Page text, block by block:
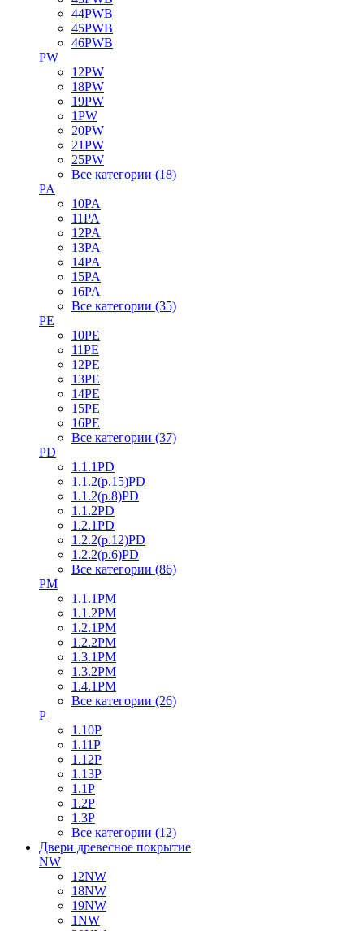
44PWB
45PWB
46PWB
PW
12PW
18PW
19PW
1PW
20PW
21PW
25PW
Все категории (18)
PA
10PA
11PA
12PA
13PA
14PA
15PA
16PA
Все категории (35)
PE
10PE
11PE
12PE
13PE
14PE
15PE
16PE
Все категории (37)
PD
1.1.1PD
1.1.2(р.15)PD
1.1.2(р.8)PD
1.1.2PD
1.2.1PD
1.2.2(р.12)PD
1.2.2(р.6)PD
Все категории (86)
PM
1.1.1PM
1.1.2PM
1.2.1PM
1.2.2PM
1.3.1PM
1.3.2PM
1.4.1PM
Все категории (26)
P
1.10P
1.11P
1.12P
1.13P
1.1P
1.2P
1.3P
Все категории (12)
Двери древесное покрытие
NW
12NW
18NW
19NW
1NW